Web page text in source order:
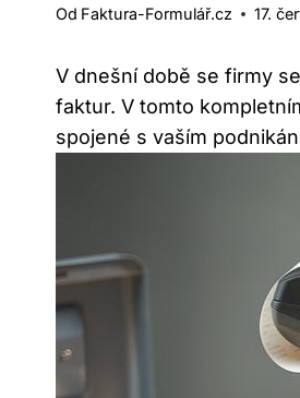
Od Faktura-Formulář.cz 17.
V dnešní době se firmy
faktur. V tomto
spojené s vaším